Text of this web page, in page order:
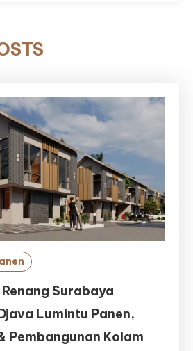
Surabaya
Lumintu Panen,
Pembangunan Kolam